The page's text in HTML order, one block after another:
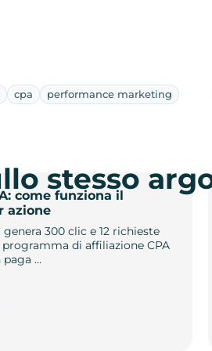
cpa
performance marketing
come funziona il
azione
300 clic e 12 richieste
di affiliazione CPA
paga …
stesso